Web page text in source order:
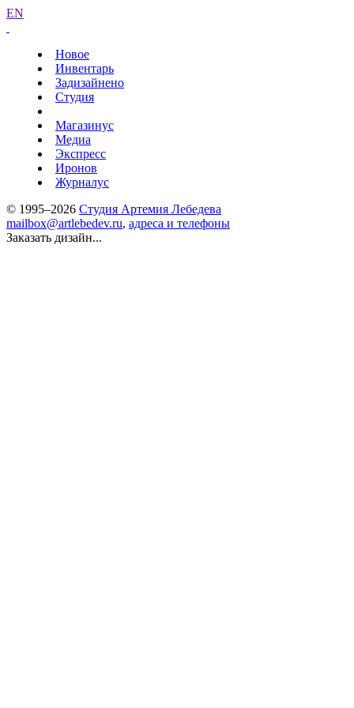
EN
Новое
Инвентарь
Задизайнено
Студия
Магазинус
Медиа
Экспресс
Иронов
Журналус
© 1995–2026 Студия Артемия Лебедева
mailbox@artlebedev.ru, адреса и телефоны
Заказать дизайн...